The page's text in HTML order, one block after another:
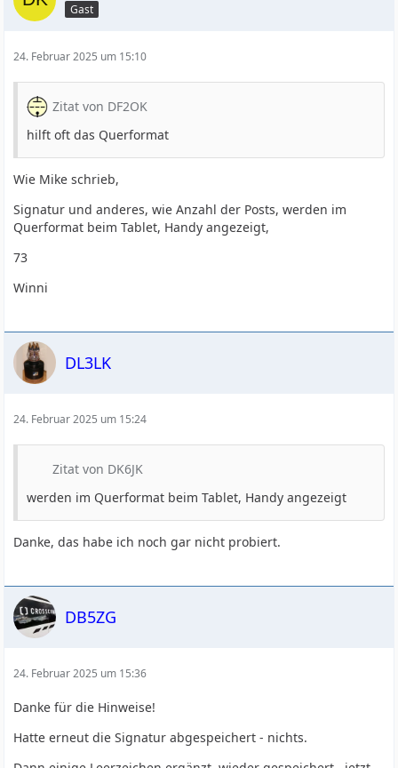
Gast
24. Februar 2025 um 15:10
Zitat von DF2OK
hilft oft das Querformat
Wie Mike schrieb,
Signatur und anderes, wie Anzahl der Posts, werden im
Querformat beim Tablet, Handy angezeigt,
73
Winni
DL3LK
24. Februar 2025 um 15:24
Zitat von DK6JK
werden im Querformat beim Tablet, Handy angezeigt
Danke, das habe ich noch gar nicht probiert.
DB5ZG
24. Februar 2025 um 15:36
Danke für die Hinweise!
Hatte erneut die Signatur abgespeichert - nichts.